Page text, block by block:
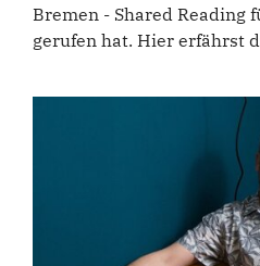
Bremen - Shared Reading
gerufen hat. Hier erfährst